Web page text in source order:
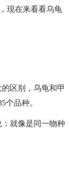
现在来看看乌龟
区别，乌龟和甲
个品种。
就像是同一物种